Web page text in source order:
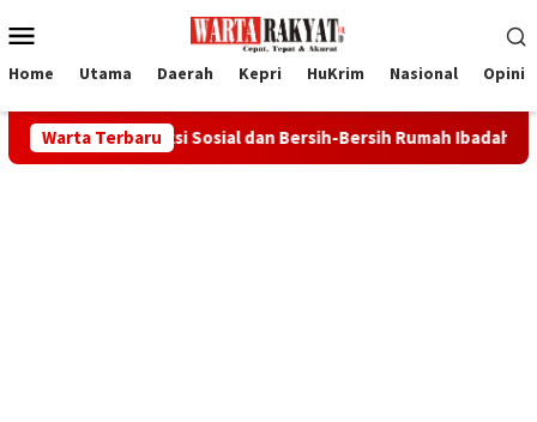
ke
Mobile
Home Utama Daerah Kepri HuKrim Nasional Opini
Warta Terbaru
Aksi Sosial dan Bersih-Bersih Rumah Ibadah Bupati